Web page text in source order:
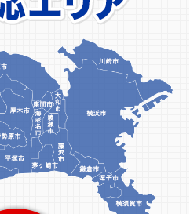
勢いよく閉まる…原因はド
した
間市】カードキー不具合に
換事例